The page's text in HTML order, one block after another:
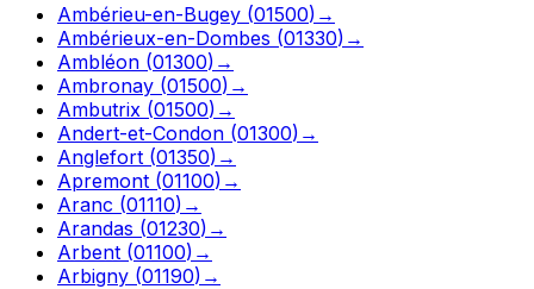
Ambérieu-en-Bugey (01500) →
Ambérieux-en-Dombes (01330) →
Ambléon (01300) →
Ambronay (01500) →
Ambutrix (01500) →
Andert-et-Condon (01300) →
Anglefort (01350) →
Apremont (01100) →
Aranc (01110) →
Arandas (01230) →
Arbent (01100) →
Arbigny (01190) →